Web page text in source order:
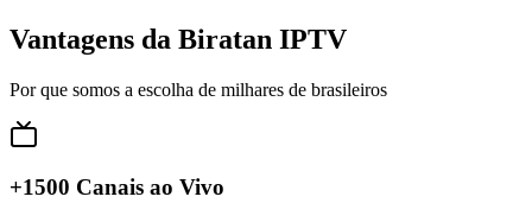
Vantagens da Biratan IPTV
Por que somos a escolha de milhares de brasileiros
+1500 Canais ao Vivo